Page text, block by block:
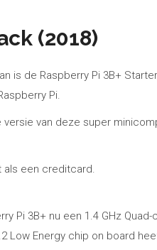
(2018)
is de Raspberry Pi 3B+
Pi.
van deze super
als een creditcard.
Pi 3B+ nu een 1.4 GHz Quad-
Low Energy chip on board